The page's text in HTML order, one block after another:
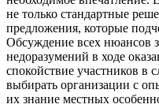
не только стандартные
предложения, которые
Обсуждение всех нюансов
недоразумений в ходе
спокойствие участников в
выбирать организации с
их знание местных